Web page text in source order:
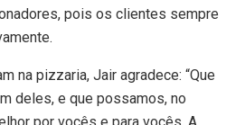
pois os clientes sempre
na pizzaria, Jair agradece: “Que
deles, e que possamos, no